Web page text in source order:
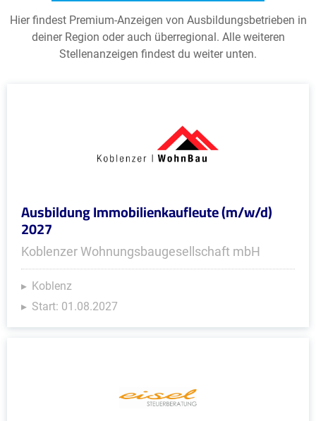
Hier findest Premium-Anzeigen von Ausbildungsbetrieben in
deiner Region oder auch überregional. Alle weiteren
Stellenanzeigen findest du weiter unten.
Ausbildung Immobilienkaufleute (m/w/d)
2027
Koblenzer Wohnungsbaugesellschaft mbH
Koblenz
Start: 01.08.2027